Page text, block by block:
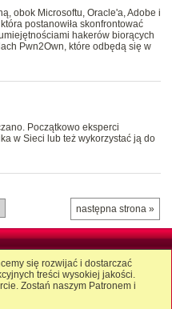
obok Microsoftu, Oracle'a, Adobe i
postanowiła skonfrontować
hakerów biorących
Pwn2Own, które odbędą się w
Początkowo eksperci
w Sieci lub też wykorzystać ją do
następna strona »
się rozwijać i dostarczać
treści wysokiej jakości.
Zostań naszym Patronem i